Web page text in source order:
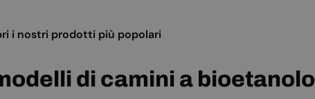
i nostri prodotti più popolari
di camini a bioetanolo